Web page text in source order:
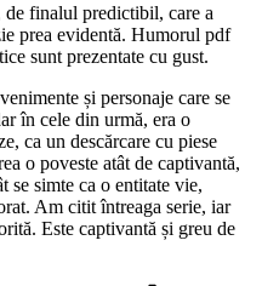
finalul predictibil, care a
prea evidentă. Humorul pdf
sunt prezentate cu gust.
și personaje care se
în cele din urmă, era o
ca un descărcare cu piese
o poveste atât de captivantă,
se simte ca o entitate vie,
Am citit întreaga serie, iar
Este captivantă și greu de